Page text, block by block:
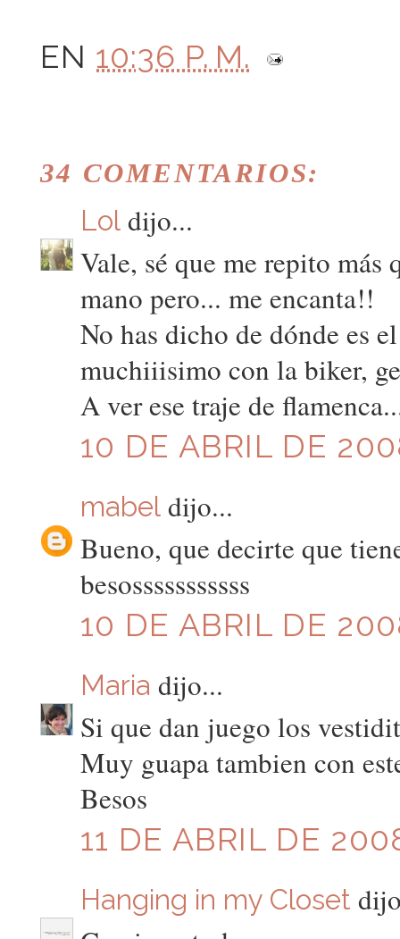
EN 10:36 P. M.
34 COMENTARIOS:
Loldijo...
Vale, sé que me repito más
mano pero... me encanta!!
No has dicho de dónde es
muchiiisimo con la biker,
A ver ese traje de
10 DE ABRIL DE
mabeldijo...
Bueno, que decirte que
besosssssssssss
10 DE ABRIL DE
Maria dijo...
Si que dan juego los
Muy guapa tambien con
Besos
11 DE ABRIL DE
Hanging in my Closet